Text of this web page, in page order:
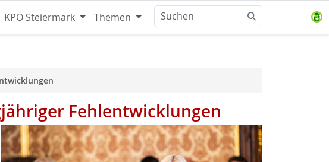
KPÖ Steiermark Themen
Fehlentwicklungen